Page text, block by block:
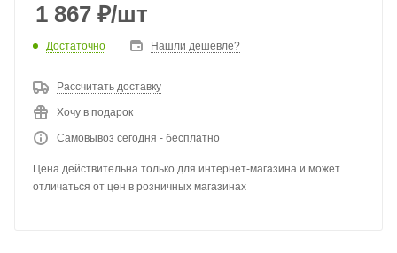
1 867 ₽/шт
Достаточно Нашли дешевле?
Рассчитать доставку
Хочу в подарок
Самовывоз сегодня - бесплатно
Цена действительна только для интернет-магазина и может
отличаться от цен в розничных магазинах